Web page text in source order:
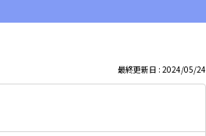
最終更新日 : 2024/05/24